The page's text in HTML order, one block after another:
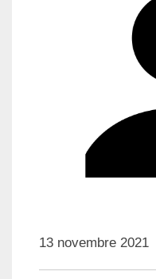
13 novembre 2021